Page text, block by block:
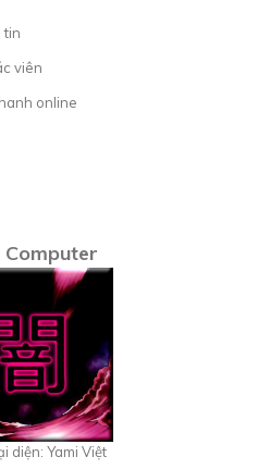
tin
viên
online
Computer
diện: Yami Việt